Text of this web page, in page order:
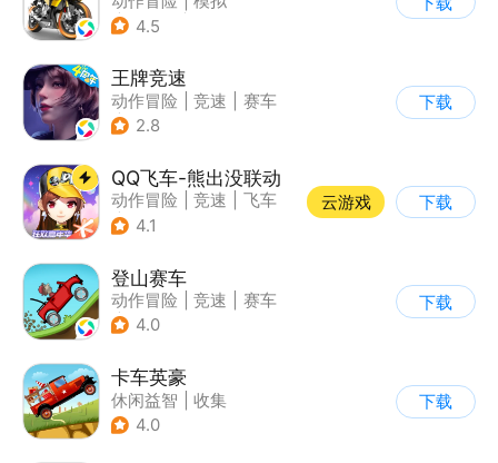
| 摩托车
4.5
王牌竞速
动作冒险 竞速
赛车
| 漂移
2.8
下载
QQ飞车-熊出没联动
动作冒险 竞速
飞车
| 漂移
4.1
云游戏 下载
登山赛车
动作冒险 竞速
赛车
| 卡通
4.0
下载
卡车英豪
休闲益智
收集
4.0
下载